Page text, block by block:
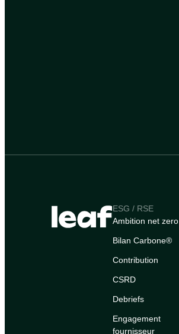
ESG / RSE
Ambition net zero
Bilan Carbone®
Contribution
CSRD
Debriefs
Engagement
fournisseur